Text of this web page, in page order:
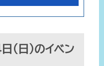
日）のイベン